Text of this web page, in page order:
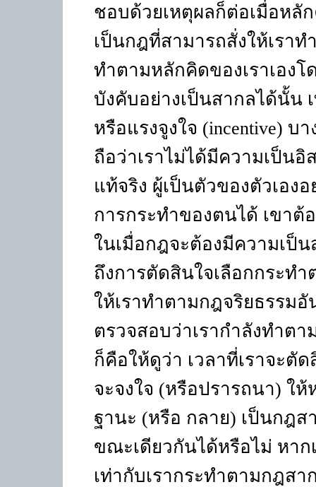
ชอบด้วยเหตุผลก็ต่อเมื่อหลั
เป็นกฎที่สามารถสั่งให้เราท
ทำตามหลักคิดของเราเอง
บังคับอย่างเป็นสากลได้นั้น
หรือแรงจูงใจ (incentive) บา
ถือว่าเราไม่ได้มีความเป็นอิ
แท้จริง ผู้เป็นตัวของตัวเอง
การกระทำของตนได้ เขาต้
ในเมื่อกฎจะต้องมีความเป็
ถึงการตัดสินใจเลือกกระท
ให้เราทำตามกฎจริยธรรม
ตรวจสอบว่าเรากำลังทำต
ก็คือให้ดูว่า เวลาที่เราจะตั
จะจงใจ (หรือปรารถนา) ใ
ฐานะ (หรือ กลาย) เป็นกฎ
ขณะเดียวกันได้หรือไม่ หาก
เท่ากับเรากระทำตามกฎส